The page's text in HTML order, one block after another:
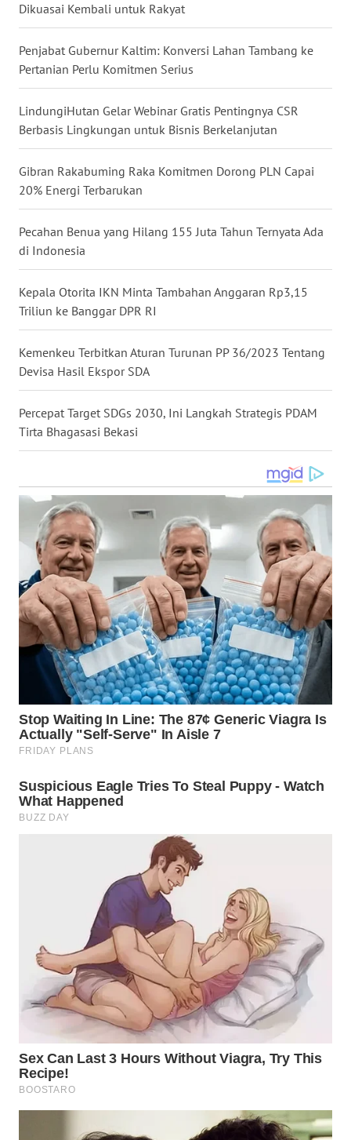
Dikuasai Kembali untuk Rakyat
Penjabat Gubernur Kaltim: Konversi Lahan Tambang ke
Pertanian Perlu Komitmen Serius
LindungiHutan Gelar Webinar Gratis Pentingnya CSR
Berbasis Lingkungan untuk Bisnis Berkelanjutan
Gibran Rakabuming Raka Komitmen Dorong PLN Capai
20% Energi Terbarukan
Pecahan Benua yang Hilang 155 Juta Tahun Ternyata Ada
di Indonesia
Kepala Otorita IKN Minta Tambahan Anggaran Rp3,15
Triliun ke Banggar DPR RI
Kemenkeu Terbitkan Aturan Turunan PP 36/2023 Tentang
Devisa Hasil Ekspor SDA
Percepat Target SDGs 2030, Ini Langkah Strategis PDAM
Tirta Bhagasasi Bekasi
WN
WN
JATIM
WN
BALI
WN
KALBAR
WN
KALTENG
WN
WN
WN
KALTIM
WN
SULSEL
WN
GORONTALO
WN
SULUT
WN
MALUKU
MALUT
WN
NIAS
LANGKAT
WN
TAPANULI
SELATAN